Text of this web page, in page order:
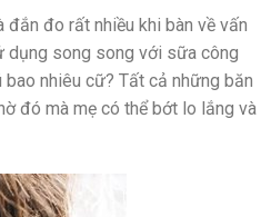
đo rất nhiều khi bàn về vấn
dụng song song với sữa công
nhiêu cữ? Tất cả những băn
đó mà mẹ có thể bớt lo lắng và